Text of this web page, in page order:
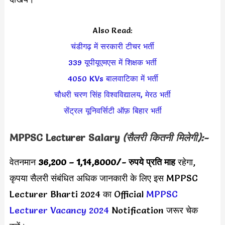
Also Read:
चंडीगढ़ में सरकारी टीचर भर्ती
339 यूपीयूएमएस में शिक्षक भर्ती
4050 KVs बालवाटिका में भर्ती
चौधरी चरण सिंह विश्वविद्यालय, मेरठ भर्ती
सेंट्रल यूनिवर्सिटी ऑफ़ बिहार भर्ती
MPPSC Lecturer Salary (सैलरी कितनी मिलेगी):-
वेतनमान 36,200 – 1,14,8000/- रुपये प्रति माहरहेगा,
कृपया सैलरी संबंधित अधिक जानकारी के लिए इस MPPSC
Lecturer Bharti 2024 का Official MPPSC
Lecturer Vacancy 2024 Notification जरूर चेक